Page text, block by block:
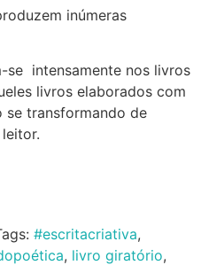
inúmeras
se intensamente nos livros
livros elaborados com
se transformando de
#escritacriativa,
, livro giratório,